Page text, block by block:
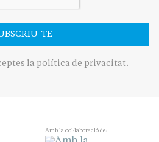
TE
la política de privacitat.
Amb la col·laboració de: